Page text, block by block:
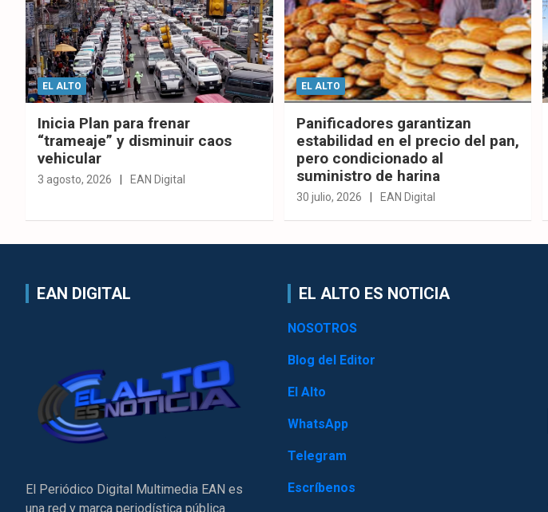
EL ALTO
Inicia Plan para frenar
“trameaje” y disminuir caos
vehicular
3 agosto, 2026 EAN Digital
EL ALTO
Panificadores garantizan
estabilidad en el precio del pan,
pero condicionado al
suministro de harina
30 julio, 2026 EAN Digital
EAN DIGITAL
El Periódico Digital Multimedia EAN es
una red y marca periodística pública
EL ALTO ES NOTICIA
NOSOTROS
Blog del Editor
El Alto
WhatsApp
Telegram
Escríbenos